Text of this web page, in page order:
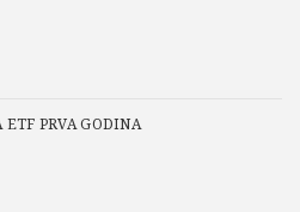
PRVA GODINA